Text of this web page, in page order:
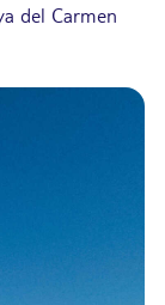
del Carmen